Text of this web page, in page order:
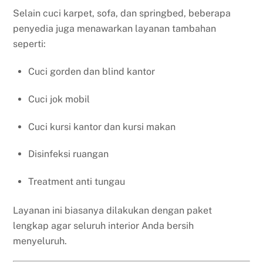
Selain cuci karpet, sofa, dan springbed, beberapa
penyedia juga menawarkan layanan tambahan
seperti:
Cuci gorden dan blind kantor
Cuci jok mobil
Cuci kursi kantor dan kursi makan
Disinfeksi ruangan
Treatment anti tungau
Layanan ini biasanya dilakukan dengan paket
lengkap agar seluruh interior Anda bersih
menyeluruh.